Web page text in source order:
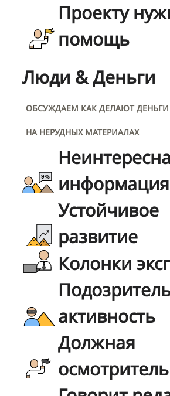
Проекту
помощь
Люди & Деньги
ОБСУЖДАЕМ КАК ДЕЛАЮТ ДЕНЬГИ
НА НЕРУДНЫХ МАТЕРИАЛАХ
информация
Устойчивое
развитие
Колонки
активность
Должная